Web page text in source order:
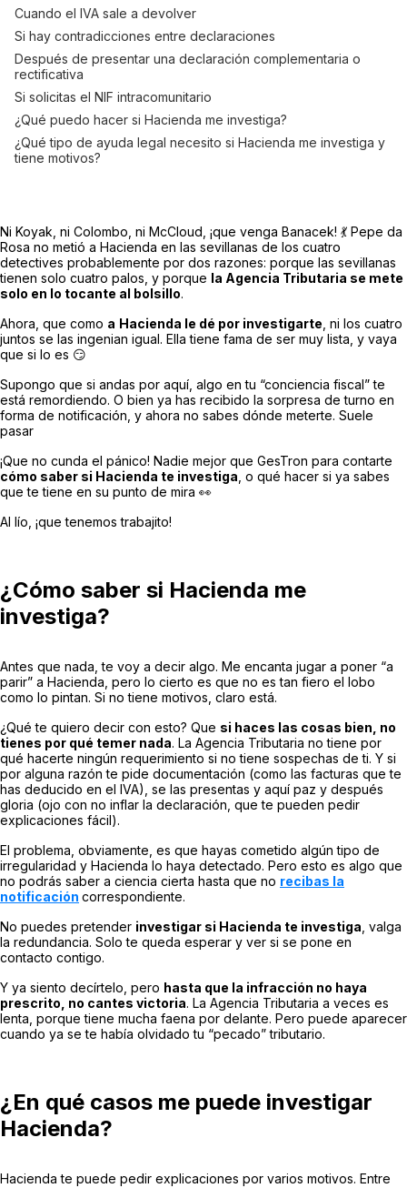
Cuando el IVA sale a devolver
Si hay contradicciones entre declaraciones
Después de presentar una declaración complementaria o
rectificativa
Si solicitas el NIF intracomunitario
¿Qué puedo hacer si Hacienda me investiga?
¿Qué tipo de ayuda legal necesito si Hacienda me investiga y
tiene motivos?
Ni Koyak, ni Colombo, ni McCloud, ¡que venga Banacek! 💃 Pepe da
Rosa no metió a Hacienda en las sevillanas de los cuatro
detectives probablemente por dos razones: porque las sevillanas
tienen solo cuatro palos, y porque la Agencia Tributaria se mete
solo en lo tocante al bolsillo.
Ahora, que como a Hacienda le dé por investigarte , ni los cuatro
juntos se las ingenian igual. Ella tiene fama de ser muy lista, y vaya
que si lo es 😏
Supongo que si andas por aquí, algo en tu “conciencia fiscal” te
está remordiendo. O bien ya has recibido la sorpresa de turno en
forma de notificación, y ahora no sabes dónde meterte. Suele
pasar
¡Que no cunda el pánico! Nadie mejor que GesTron para contarte
cómo saber si Hacienda te investiga , o qué hacer si ya sabes
que te tiene en su punto de mira 👀
Al lío, ¡que tenemos trabajito!
¿Cómo saber si Hacienda me
investiga?
Antes que nada, te voy a decir algo. Me encanta jugar a poner “a
parir” a Hacienda, pero lo cierto es que no es tan fiero el lobo
como lo pintan. Si no tiene motivos, claro está.
¿Qué te quiero decir con esto? Que si haces las cosas bien, no
tienes por qué temer nada. La Agencia Tributaria no tiene por
qué hacerte ningún requerimiento si no tiene sospechas de ti. Y si
por alguna razón te pide documentación (como las facturas que te
has deducido en el IVA), se las presentas y aquí paz y después
gloria (ojo con no inflar la declaración, que te pueden pedir
explicaciones fácil).
El problema, obviamente, es que hayas cometido algún tipo de
irregularidad y Hacienda lo haya detectado. Pero esto es algo que
no podrás saber a ciencia cierta hasta que no recibas la
notificación correspondiente.
No puedes pretender investigar si Hacienda te investiga , valga
la redundancia. Solo te queda esperar y ver si se pone en
contacto contigo.
Y ya siento decírtelo, pero hasta que la infracción no haya
prescrito, no cantes victoria. La Agencia Tributaria a veces es
lenta, porque tiene mucha faena por delante. Pero puede aparecer
cuando ya se te había olvidado tu “pecado” tributario.
¿En qué casos me puede investigar
Hacienda?
Hacienda te puede pedir explicaciones por varios motivos. Entre